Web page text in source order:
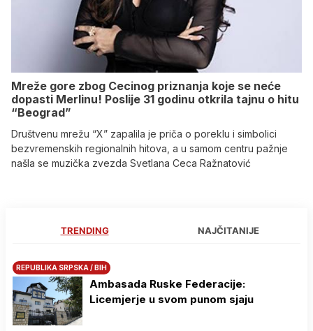
Mreže gore zbog Cecinog priznanja koje se neće
dopasti Merlinu! Poslije 31 godinu otkrila tajnu o hitu
“Beograd”
Društvenu mrežu “X” zapalila je priča o poreklu i simbolici
bezvremenskih regionalnih hitova, a u samom centru pažnje
našla se muzička zvezda Svetlana Ceca Ražnatović
TRENDING NAJČITANIJE
REPUBLIKA SRPSKA / BIH
Ambasada Ruske Federacije:
Licemjerje u svom punom sjaju